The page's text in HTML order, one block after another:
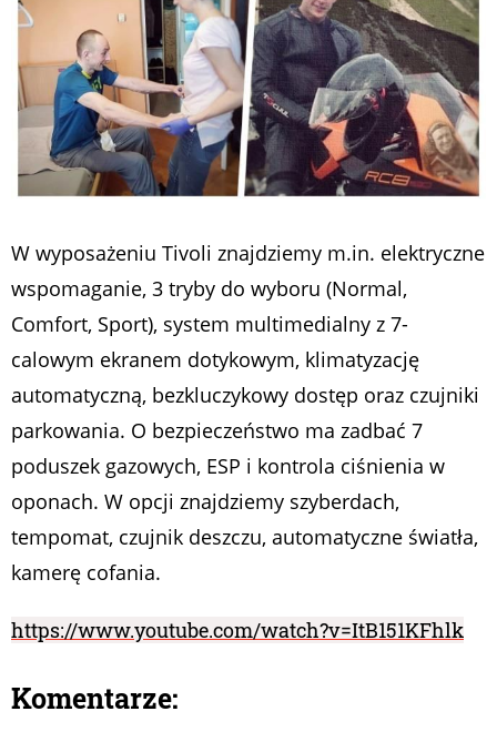
W wyposażeniu Tivoli znajdziemy m.in. elektryczne
wspomaganie, 3 tryby do wyboru (Normal,
Comfort, Sport), system multimedialny z 7-
calowym ekranem dotykowym, klimatyzację
automatyczną, bezkluczykowy dostęp oraz czujniki
parkowania. O bezpieczeństwo ma zadbać 7
poduszek gazowych, ESP i kontrola ciśnienia w
oponach. W opcji znajdziemy szyberdach,
tempomat, czujnik deszczu, automatyczne światła,
kamerę cofania.
https://www.youtube.com/watch?v=ItB151KFhlk
Komentarze: